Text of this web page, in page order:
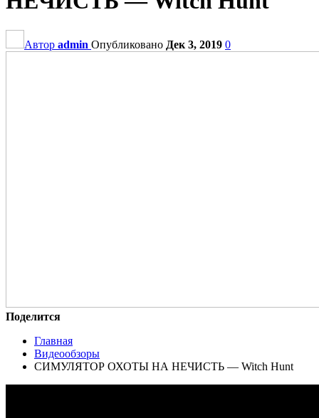
Автор admin Опубликовано Дек 3, 2019 0
Поделится
Главная
Видеообзоры
СИМУЛЯТОР ОХОТЫ НА НЕЧИСТЬ — Witch Hunt